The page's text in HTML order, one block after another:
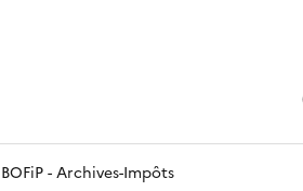
BOFiP - Archives-Impôts